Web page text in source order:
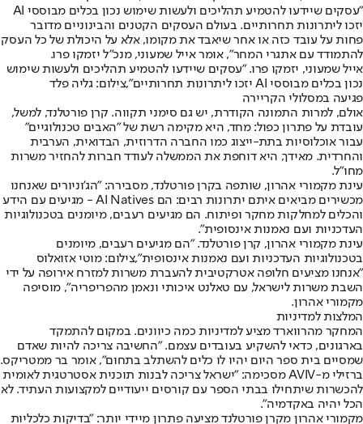
"עסקים שיידעו להטמיע תהליכים ולעשות שימוש נכון בכלים מבוססי AI
יזכו ליתרונות תחרותיים. בעולם העסקים הקטנים והבינוניים מדובר
פחות על עובד כזה או אחר שיאבד את מקומו, אלא על היכולת של כל העסק
להתמודד עם אתגרי המחר", אומר אייל שמעוני, מנכ"ל יזמקו פרו.
אייל שמעוני, יזמקו פרו. "עסקים שיידעו להטמיע תהליכים ולעשות שימוש
נכון בכלים מבוססי AI יזכו ליתרונות תחרותיים",צילום: גליה פלד
פגיעה במסלולי הקריירה
אולם, למרות התמונה הקודרת, יש גם סימני תקווה. קרן פורטלנד, למשל,
עובדת על פתרון כפול: מחד, היא מקימה רשת של "האבים טכנולוגיים"
עבור אוכלוסיות בתת-ייצוג כמו החברה הדרוזית, הבדואית, הערבית
והחרדית. מאידך, היא דוחפת את הממשלה לעודד חברות להחזיר משרות
מחו"ל.
עינת מקמורי אהרון, שותפה בקרן פורטלנד, מסבירה: "הג'וניורים שאנחנו
מכשירים מביאים איתם יתרונות רבים: הם AI Natives - מגיעים עם הידע
והכלים למחלקות מחקר ופיתוח. הם מגיעים רעבים, מיומנים בטכנולוגיות
העדכניות ועם נאמנות אינסופית".
עינת מקמורי אהרון, קרן פורטלנד. "הם מגיעים רעבים, מיומנים
בטכנולוגיות העדכניות ועם נאמנות אינסופית",צילום: מוטי אזואלוס
"אנחנו מציעים חלופה אטרקטיבית להעברת משרות למזרח אירופה על ידי
השבת משרות לישראל, עם טאלנט איכותי ונאמן מהפריפריה", מוסיפה
מקמורי אהרון.
המלצות למדיניות
המחקר מהרווארד מציע למדיניות כמה כיוונים. במקום להתמקד
בארגונים, כדאי להשקיע בעובדים עצמם. "החשיבה צריכה להיות שאדם
שמסיים בית ספר היום יהיו לו כלים להשתלב בתחום", אומר בר ממטריקס.
ברזילי מ-AVIV מסכימה: "ישראל צריכה לבנות תוכנית אסטרטגית לאומית
להכשרות שיתחילו בבתי הספר עם קורסים ייעודיים למקצועות העתיד. לא
הכל יהיה באקדמיה".
מקמורי אהרון מקרן פורטלנד מציעה פתרון מיידי יותר: "בדיקות כלכליות